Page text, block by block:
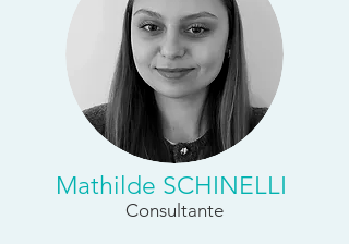
Mathilde SCHINELLI
Consultante